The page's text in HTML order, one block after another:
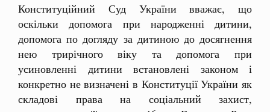
Конституційний Суд України вважає, що
оскільки допомога при народженні дитини,
допомога по догляду за дитиною до досягнення
нею трирічного віку та допомога при
усиновленні дитини встановлені законом і
конкретно не визначені в Конституції України як
складові права на соціальний захист,